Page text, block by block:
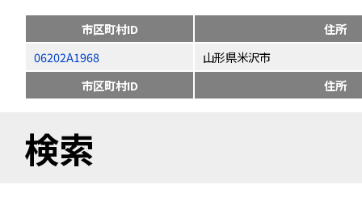
市区町村ID
住所
06202A1968
山形県米沢市
市区町村ID
住所
検索